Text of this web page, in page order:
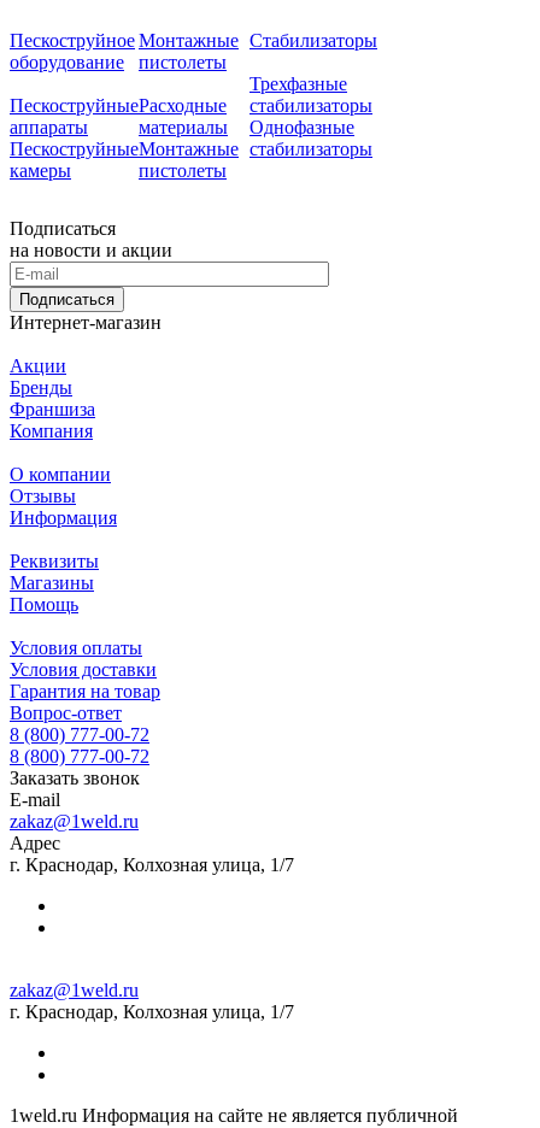
Пескоструйное
оборудование
Пескоструйные
аппараты
Пескоструйные
камеры
Монтажные
пистолеты
Расходные
материалы
Монтажные
пистолеты
Стабилизаторы
Трехфазные
стабилизаторы
Однофазные
стабилизаторы
Подписаться
на новости и акции
Подписаться
Интернет-магазин
Акции
Бренды
Франшиза
Компания
О компании
Отзывы
Информация
Реквизиты
Магазины
Помощь
Условия оплаты
Условия доставки
Гарантия на товар
Вопрос-ответ
8 (800) 777-00-72
8 (800) 777-00-72
Заказать звонок
E-mail
zakaz@1weld.ru
Адрес
г. Краснодар, Колхозная улица, 1/7
zakaz@1weld.ru
г. Краснодар, Колхозная улица, 1/7
1weld.ru Информация на сайте не является публичной